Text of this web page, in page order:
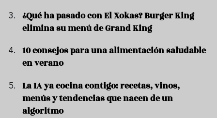
¿Qué ha pasado con El Xokas? Burger King
elimina su menú de Grand King
10 consejos para una alimentación saludable
en verano
La IA ya cocina contigo: recetas, vinos,
menús y tendencias que nacen de un
algoritmo